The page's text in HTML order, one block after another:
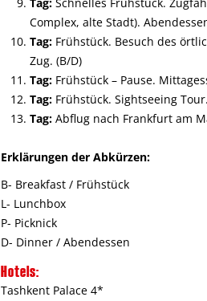
Complex, alte Stadt).
Tag:Frühstück. Besuch des
Zug. (B/D)
Tag:Frühstück – Pause.
Tag:Frühstück. Sightseeing
Tag:Abflug nach Frankfurt am
Erklärungen der Abkürzen:
B- Breakfast / Frühstück
L- Lunchbox
P- Picknick
D- Dinner / Abendessen
Hotels:
Tashkent Palace 4*